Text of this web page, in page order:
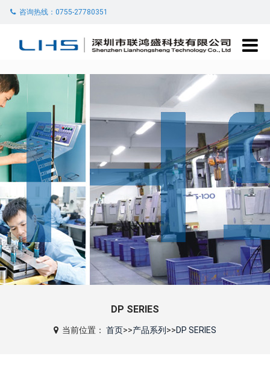
咨询热线：0755-27780351
DP SERIES
当前位置： 首页>>产品系列 >>DP SERIES